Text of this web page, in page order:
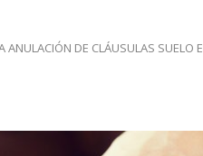
DE CLÁUSULAS